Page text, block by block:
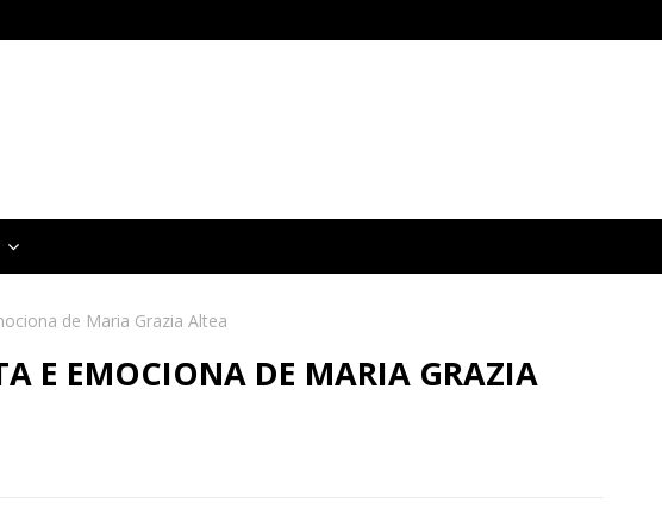
de Maria Grazia Altea
E EMOCIONA DE MARIA GRAZIA